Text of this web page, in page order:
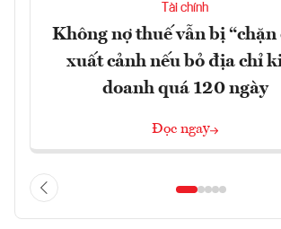
Tài chính
Không nợ thuế vẫn bị “chặn
xuất cảnh nếu bỏ địa chỉ
doanh quá 120 ngày
Đọc ngay